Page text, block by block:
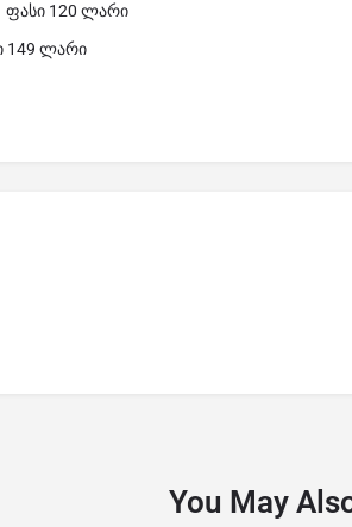
ფასი 120 ლარი
149 ლარი
You May